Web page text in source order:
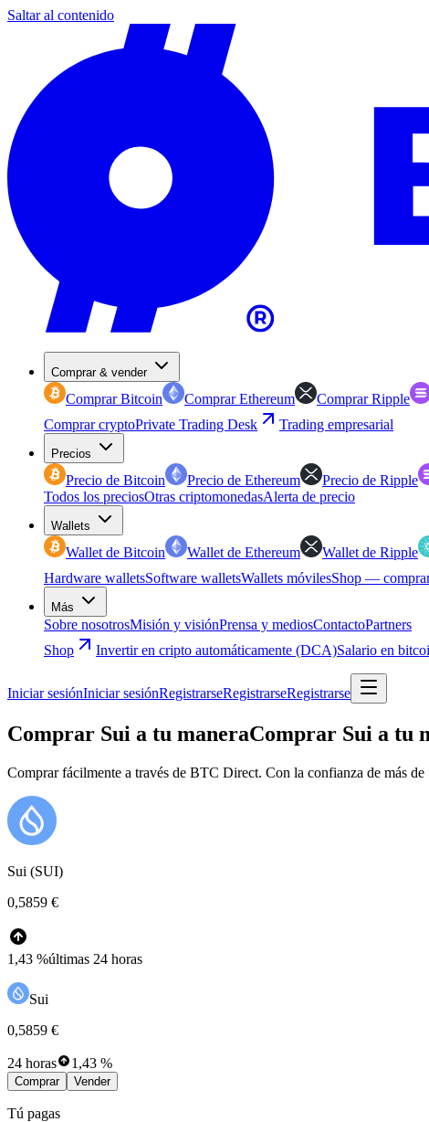
Saltar al contenido
Comprar & vender
Comprar Bitcoin Comprar Ethereum Comprar Ripple
Comprar cryptoPrivate Trading Desk Trading empresarial
Precios
Precio de Bitcoin Precio de Ethereum Precio de Ripple
Todos los preciosOtras criptomonedasAlerta de precio
Wallets
Wallet de Bitcoin Wallet de Ethereum Wallet de Ripple
Hardware walletsSoftware walletsWallets móvilesShop —
Más
Sobre nosotrosMisión y visiónPrensa y mediosContactoPartners
Shop
Invertir en cripto automáticamente (DCA)Salario en
Iniciar sesiónIniciar sesiónRegistrarseRegistrarseRegistrarse
Comprar Sui a tu maneraComprar Sui a tu
Comprar fácilmente a través de BTC Direct. Con la confianza de más
Sui (SUI)
0,5859 €
1,43 %últimas 24 horas
Sui
0,5859 €
24 horas 1,43 %
Comprar Vender
Tú pagas